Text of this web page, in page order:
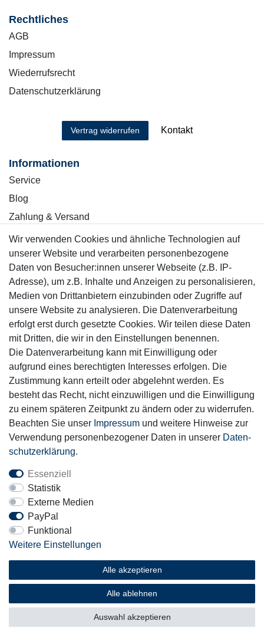
Rechtliches
AGB
Impressum
Wiederrufsrecht
Datenschutzerklärung
Vertrag widerrufen Kontakt
Informationen
Service
Blog
Zahlung & Versand
Sicher einkaufen
Mitglied
Motor-Fit
© Copyright 2026 | Alle Rechte vorbehalten.
Wir verwenden Cookies und ähnliche Technologien auf
unserer Website und verarbeiten personenbezogene
Daten von Besucher:innen unserer Webseite (z.B. IP-
Adresse), um z.B. Inhalte und Anzeigen zu personalisieren,
Medien von Drittanbietern einzubinden oder Zugriffe auf
unsere Website zu analysieren. Die Datenverarbeitung
erfolgt erst durch gesetzte Cookies. Wir teilen diese Daten
mit Dritten, die wir in den Einstellungen benennen.
Die Datenverarbeitung kann mit Einwilligung oder
aufgrund eines berechtigten Interesses erfolgen. Die
Zustimmung kann erteilt oder abgelehnt werden. Es
besteht das Recht, nicht einzuwilligen und die Einwilligung
zu einem späteren Zeitpunkt zu ändern oder zu widerrufen.
Beachten Sie unser Impressum und weitere Hinweise zur
Verwendung personenbezogener Daten in unserer Daten­
schutz­erklärung.
Essenziell
Statistik
Externe Medien
PayPal
Funktional
Weitere Einstellungen
Alle akzeptieren
Alle ablehnen
Auswahl akzeptieren